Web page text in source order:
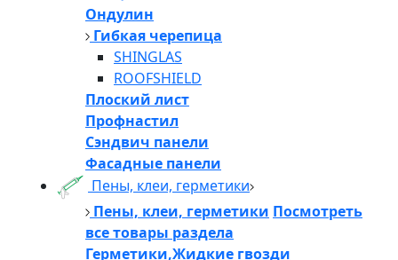
Ондулин
Гибкая черепица
SHINGLAS
ROOFSHIELD
Плоский лист
Профнастил
Сэндвич панели
Фасадные панели
Пены, клеи, герметики
Пены, клеи, герметики Посмотреть
все товары раздела
Герметики,Жидкие гвозди